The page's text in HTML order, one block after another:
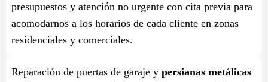
presupuestos y atención no urgente con cita previa para
acomodarnos a los horarios de cada cliente en zonas
residenciales y comerciales.
Reparación de puertas de garaje y persianas metálicas